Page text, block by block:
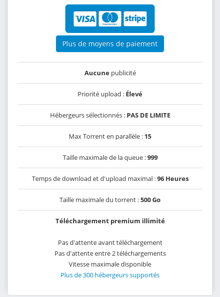
Plus de moyens de paiement
Aucunepublicité
Priorité upload : Élevé
Hébergeurs sélectionnés : PAS DE LIMITE
Max Torrent en parallèle : 15
Taille maximale de la queue :999
Temps de download et d'upload maximal :96 Heures
Taille maximale du torrent :500 Go
Téléchargement premium illimité
Pas d'attente avant téléchargement
Pas d'attente entre 2 téléchargements
Vitesse maximale disponible
Plus de 300 hébergeurs supportés